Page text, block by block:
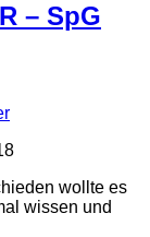
– SpG
wollte es
wissen und